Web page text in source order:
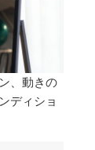
、動きの
ディショ